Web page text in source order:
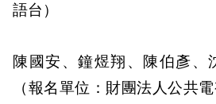
語台）
陳國安、鐘煜翔、陳伯彥、
（報名單位：財團法人公共